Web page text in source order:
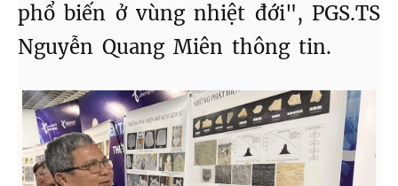
phổ biến ở vùng nhiệt đới", PGS.TS
Nguyễn Quang Miên thông tin.